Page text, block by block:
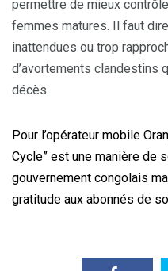
permettre de mieux
femmes matures. Il faut
inattendues ou trop
d’avortements clandestins
décès.
Pour l’opérateur mobile
Cycle” est une manière de
gouvernement congolais
gratitude aux abonnés de